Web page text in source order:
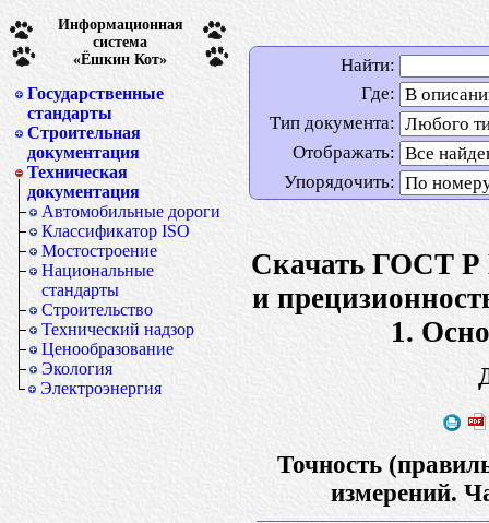
Информационная
система
«Ёшкин Кот»
Государственные
стандарты
Строительная
документация
Техническая
документация
Автомобильные дороги
Классификатор ISO
Мостостроение
Национальные
стандарты
Строительство
Технический надзор
Ценообразование
Экология
Электроэнергия
Найти:
Где:
Тип документа:
Отображать:
Упорядочить:
Скачать ГОСТ Р
и
1.
Точность
измерений.